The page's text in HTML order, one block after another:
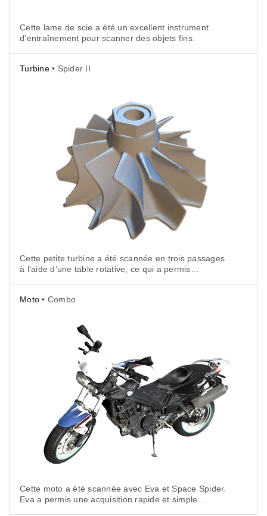
Cette lame de scie a été un excellent instrument
d’entraînement pour scanner des objets fins.
Turbine• Spider II
Cette petite turbine a été scannée en trois passages
à l’aide d’une table rotative, ce qui a permis
de mouvements de la main.
Moto • Combo
Cette moto a été scannée avec Eva et Space Spider.
Eva a permis une acquisition rapide et simple